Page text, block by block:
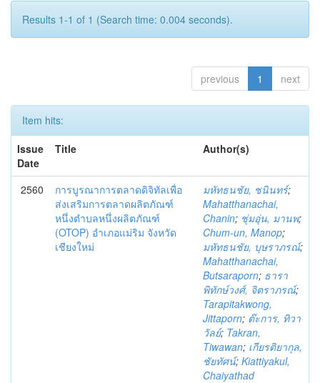
Results 1-1 of 1 (Search time: 0.004 seconds).
previous 1 next
Item hits:
Issue
Date
Title Author(s)
2560
การบูรณาการตลาดดิจิทัลเพื่อ
ส่งเสริมการตลาดผลิตภัณฑ์
หนึ่งตำบลหนึ่งผลิตภัณฑ์
(OTOP) อำเภอแม่ริม จังหวัด
เชียงใหม่
มหัทธนชัย, ชนินทร์;
Mahatthanachai,
Chanin; ชุ่มอุ่น, มานพ;
Chum-un, Manop;
มหัทธนชัย, บุษราภรณ์;
Mahatthanachai,
Butsaraporn; ธารา
พิทักษ์วงศ์, จิตราภรณ์;
Tarapitakwong,
Jittaporn; ต๊ะการ, ทิวา
วัลย์; Takran,
Tiwawan; เกียรติยากุล,
ชัยทัศน์; Kiattiyakul,
Chaiyathad